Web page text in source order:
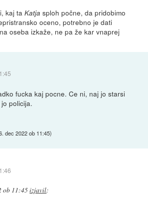
kaj taKatja sploh počne, da pridobimo
oceno, potrebno je dati
oseba izkaže, ne pa že kar vnaprej
fucka kaj pocne. Ce ni, naj jo starsi
policija.
dec 2022 ob 11:45)
ob 11:45izjavil: